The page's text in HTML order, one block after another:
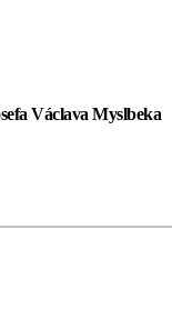
Václava Myslbeka